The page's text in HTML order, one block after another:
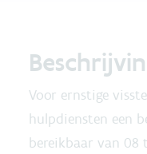
Voor ernstige
hulpdiensten een
bereikbaar van 08